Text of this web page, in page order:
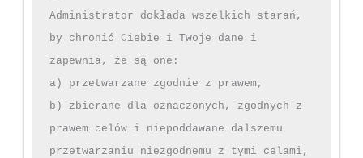
Administrator dokłada wszelkich starań,
by chronić Ciebie i Twoje dane i
zapewnia, że są one:
a) przetwarzane zgodnie z prawem,
b) zbierane dla oznaczonych, zgodnych z
prawem celów i niepoddawane dalszemu
przetwarzaniu niezgodnemu z tymi celami,